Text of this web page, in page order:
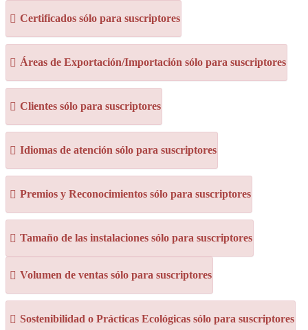
Certificados sólo para suscriptores
Áreas de Exportación/Importación sólo para suscriptores
Clientes sólo para suscriptores
Idiomas de atención sólo para suscriptores
Premios y Reconocimientos sólo para suscriptores
Tamaño de las instalaciones sólo para suscriptores
Volumen de ventas sólo para suscriptores
Sostenibilidad o Prácticas Ecológicas sólo para suscriptores